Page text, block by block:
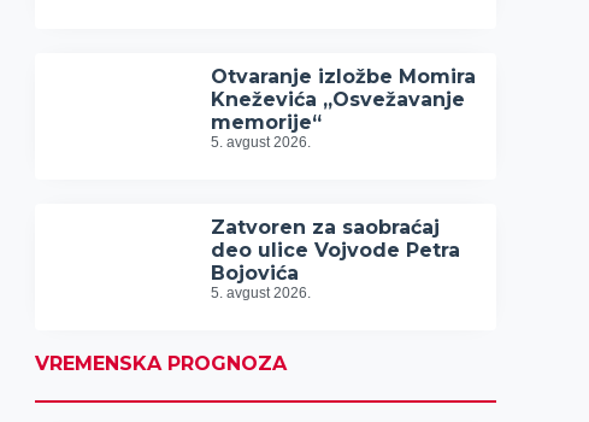
Otvaranje izložbe Momira
Kneževića „Osvežavanje
memorije“
5. avgust 2026.
Zatvoren za saobraćaj
deo ulice Vojvode Petra
Bojovića
5. avgust 2026.
VREMENSKA PROGNOZA